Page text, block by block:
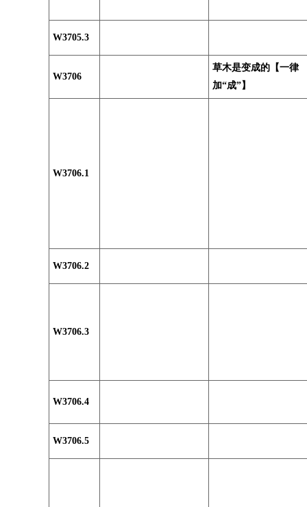
W3705.3
W3706
草木是变成的【一律
加“成”】
W3706.1
W3706.2
W3706.3
W3706.4
W3706.5